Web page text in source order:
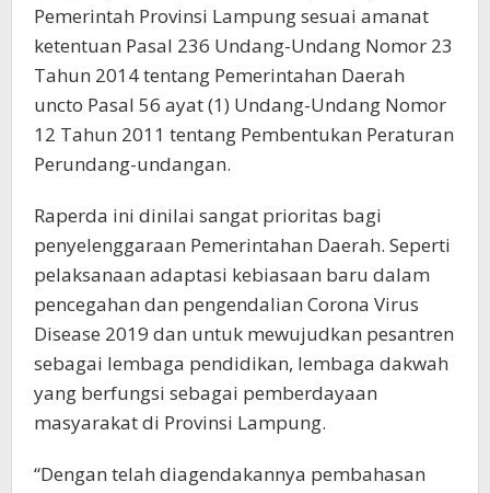
Pemerintah Provinsi Lampung sesuai amanat
ketentuan Pasal 236 Undang-Undang Nomor 23
Tahun 2014 tentang Pemerintahan Daerah
uncto Pasal 56 ayat (1) Undang-Undang Nomor
12 Tahun 2011 tentang Pembentukan Peraturan
Perundang-undangan.
Raperda ini dinilai sangat prioritas bagi
penyelenggaraan Pemerintahan Daerah. Seperti
pelaksanaan adaptasi kebiasaan baru dalam
pencegahan dan pengendalian Corona Virus
Disease 2019 dan untuk mewujudkan pesantren
sebagai lembaga pendidikan, lembaga dakwah
yang berfungsi sebagai pemberdayaan
masyarakat di Provinsi Lampung.
“Dengan telah diagendakannya pembahasan